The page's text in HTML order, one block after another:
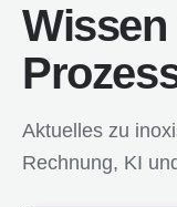
Aktuelles zu
Rechnung, KI